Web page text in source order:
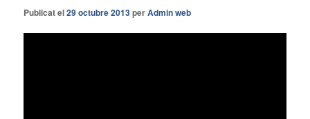
Publicat el29 octubre 2013perAdmin web